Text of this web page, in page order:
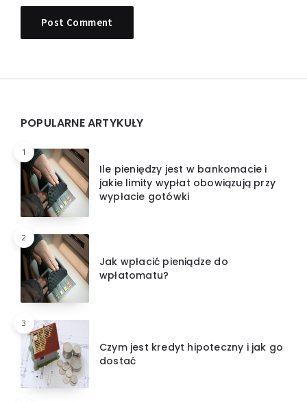
Widgets
POPULARNE ARTYKUŁY
1
Ile pieniędzy jest w bankomacie i
jakie limity wypłat obowiązują przy
wypłacie gotówki
2
Jak wpłacić pieniądze do
wpłatomatu?
3
Czym jest kredyt hipoteczny i jak go
dostać